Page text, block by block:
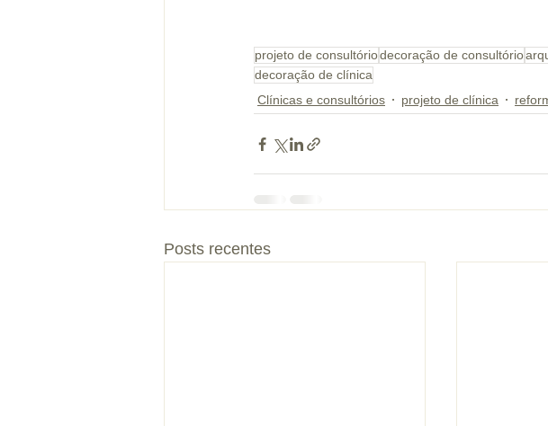
projeto de consultóriodecoração de consultório
decoração de clínica
Clínicas e consultórios
projeto de clínica
Posts recentes